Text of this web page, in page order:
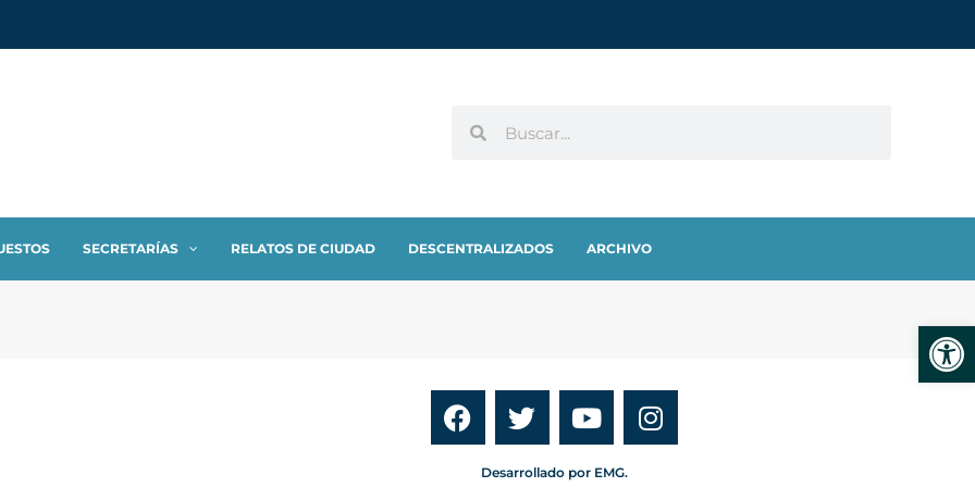
SECRETARÍAS RELATOS DE CIUDAD DESCENTRALIZADOS ARCHIVO
Desarrollado por EMG.